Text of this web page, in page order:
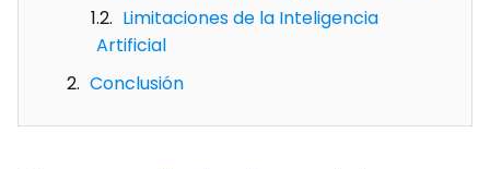
Limitaciones de la Inteligencia
Artificial
Conclusión